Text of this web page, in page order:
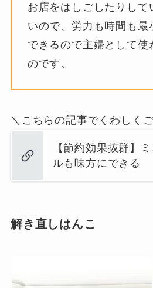
お店をはしごしたりして
いので、労力も時間も最
できるので主婦として使
のです。
＼こちらの記事でくわしく
【節約効果抜群】
ルも味方にできる
解き直しはんこ